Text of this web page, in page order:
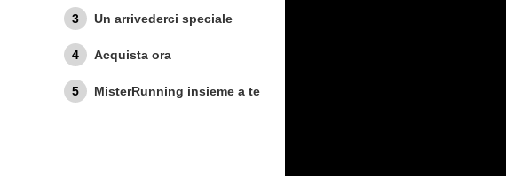
Un arrivederci speciale
Acquista ora
MisterRunning insieme a te